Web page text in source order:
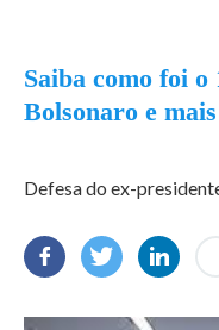
Saiba como foi o
Bolsonaro e
Defesa do ex-